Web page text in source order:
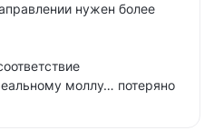
нужен более
моллу… потеряно